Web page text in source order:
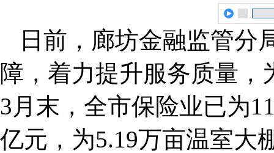
日前，廊坊金融监管分
障，着力提升服务质量，
3月末，全市保险业已为
亿元，为5.19万亩温室大